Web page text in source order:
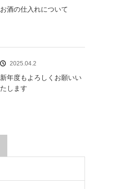
お酒の仕入れについて
2025.04.2
新年度もよろしくお願いい
たします